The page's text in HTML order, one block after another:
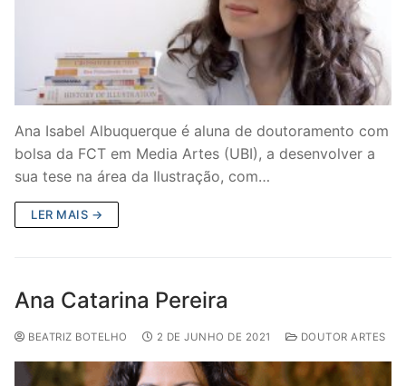
Ana Isabel Albuquerque é aluna de doutoramento com
bolsa da FCT em Media Artes (UBI), a desenvolver a
sua tese na área da Ilustração, com…
LER MAIS →
Ana Catarina Pereira
BEATRIZ BOTELHO 2 DE JUNHO DE 2021 DOUTOR ARTES